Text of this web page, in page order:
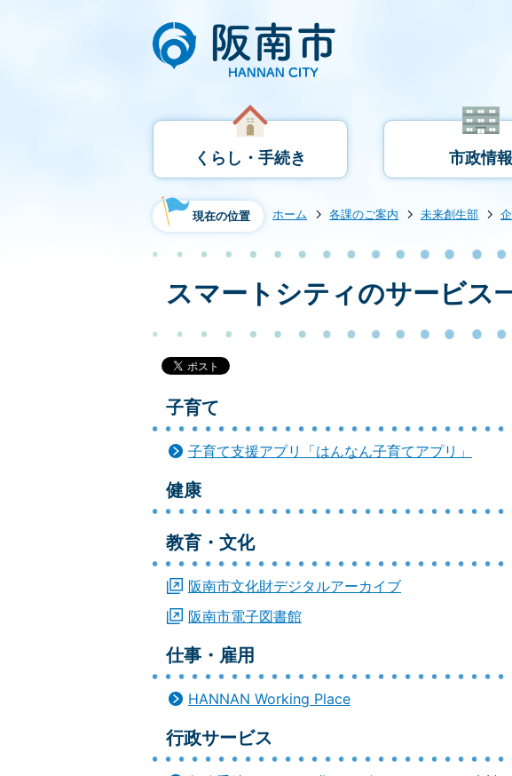
くらし・手続き 市政情報
現在の位置 ホーム 各課のご案内 未来創生部
スマートシティのサービス
子育て
子育て支援アプリ「はんなん子育てアプリ」
健康
教育・文化
阪南市文化財デジタルアーカイブ
阪南市電子図書館
仕事・雇用
HANNAN Working Place
行政サービス